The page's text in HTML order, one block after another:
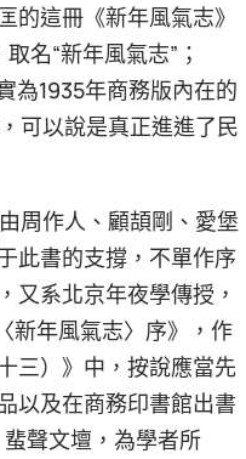
這冊《新年風氣志》
名“新年風氣志”；
為1935年商務版內在的
可以說是真正進進了民
周作人、顧頡剛、愛堡
此書的支撐，不單作序
又系北京年夜學傳授，
新年風氣志〉序》，作
三）》中，按說應當先
以及在商務印書館出書
聲文壇，為學者所